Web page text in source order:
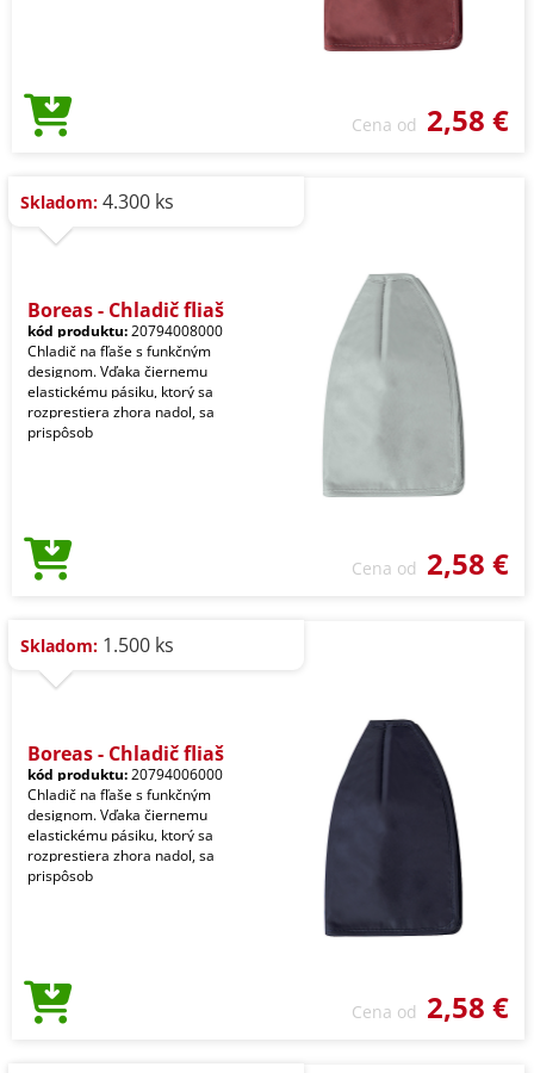
Cena od 2,58 €
Skladom: 4.300 ks
Boreas - Chladič fliaš
kód produktu:20794008000
Chladič na fľaše s funkčným
designom. Vďaka čiernemu
elastickému pásiku, ktorý sa
rozprestiera zhora nadol, sa
prispôsob
Cena od 2,58 €
Skladom: 1.500 ks
Boreas - Chladič fliaš
kód produktu:20794006000
Chladič na fľaše s funkčným
designom. Vďaka čiernemu
elastickému pásiku, ktorý sa
rozprestiera zhora nadol, sa
prispôsob
Cena od 2,58 €